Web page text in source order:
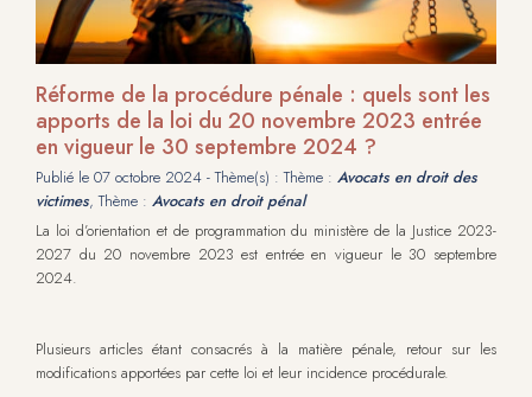
Réforme de la procédure pénale : quels sont les
apports de la loi du 20 novembre 2023 entrée
en vigueur le 30 septembre 2024 ?
Publié le 07 octobre 2024 - Thème(s) : Thème : Avocats en droit des
victimes, Thème : Avocats en droit pénal
La loi d’orientation et de programmation du ministère de la Justice 2023-
2027 du 20 novembre 2023 est entrée en vigueur le 30 septembre
2024.
Plusieurs articles étant consacrés à la matière pénale, retour sur les
modifications apportées par cette loi et leur incidence procédurale.